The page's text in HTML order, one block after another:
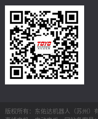
版权所有：东佑达机器人（苏州）